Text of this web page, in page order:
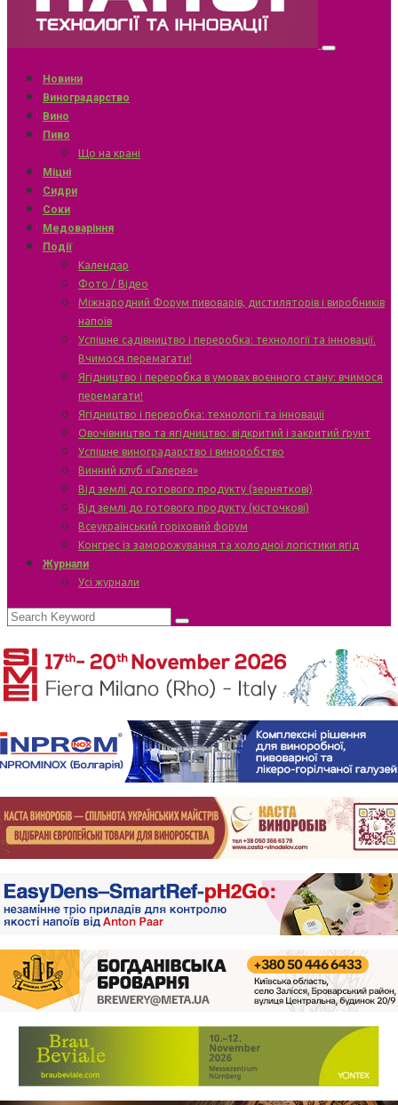
Новини
Виноградарство
Вино
Пиво
Що на крані
Міцні
Сидри
Соки
Медоваріння
Події
Календар
Фото / Відео
Міжнародний Форум пивоварів, дистиляторів і виробників
напоїв
Успішне садівництво і переробка: технології та інновації.
Вчимося перемагати!
Ягідництво і переробка в умовах воєнного стану: вчимося
перемагати!
Ягідництво і переробка: технології та інновації
Овочівництво та ягідництво: відкритий і закритий ґрунт
Успішне виноградарство і виноробство
Винний клуб «Галерея»
Від землі до готового продукту (зерняткові)
Від землі до готового продукту (кісточкові)
Всеукраїнський горіховий форум
Конгрес із заморожування та холодної логістики ягід
Журнали
Усі журнали